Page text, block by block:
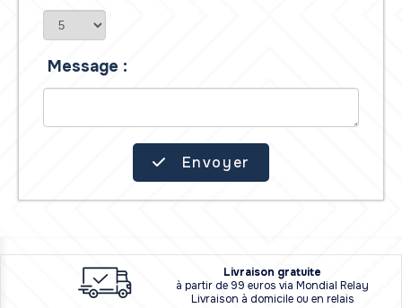
Message :
Envoyer
Livraison gratuite
à partir de 99 euros via Mondial Relay
Livraison à domicile ou en relais